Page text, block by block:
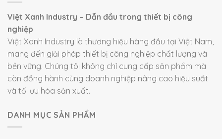
Việt Xanh Industry – Dẫn đầu trong thiết bị công
nghiệp
Việt Xanh Industry là thương hiệu hàng đầu tại Việt Nam,
mang đến giải pháp thiết bị công nghiệp chất lượng và
bền vững. Chúng tôi không chỉ cung cấp sản phẩm mà
còn đồng hành cùng doanh nghiệp nâng cao hiệu suất
và tối ưu hóa sản xuất.
DANH MỤC SẢN PHẨM